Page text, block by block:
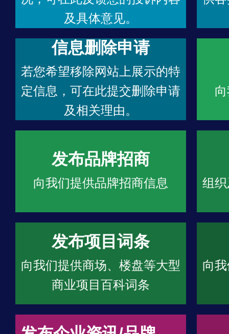
及具体意见。
信息删除申请
若您希望移除网站上展示的特
定信息，可在此提交删除申请
及相关理由。
发布品牌招商
向我们提供品牌招商信息 组
发布项目词条
向我们提供商场、楼盘等大型
商业项目百科词条
向